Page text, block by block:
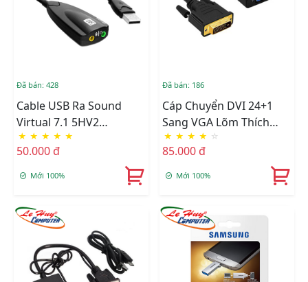
Đã bán: 428
Cable USB Ra Sound
Virtual 7.1 5HV2
Surround Sound Cho
Máy Tính
★ ★ ★ ★ ★
50.000 đ
Mới 100%
Đã bán: 186
Cáp Chuyển DVI 24+1
Sang VGA Lõm Thích
Hợp Với Mọi Thiết Bị
★ ★ ★ ★ ☆
85.000 đ
Mới 100%